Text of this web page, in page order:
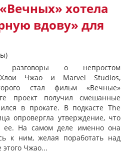
хотела
вдову» для
разговоры о непростом
Хлои Чжао и Marvel Studios,
стал фильм «Вечные»
проект получил смешанные
в прокате. В подкасте The
опровергла утверждение, что
ее. На самом деле именно она
к ним, желая поработать над
Чжао...